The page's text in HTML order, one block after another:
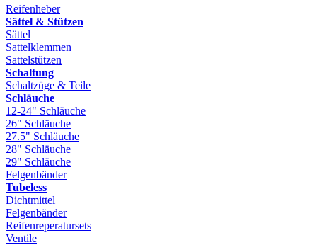
Reifenheber
Sättel & Stützen
Sättel
Sattelklemmen
Sattelstützen
Schaltung
Schaltzüge & Teile
Schläuche
12-24" Schläuche
26" Schläuche
27.5" Schläuche
28" Schläuche
29" Schläuche
Felgenbänder
Tubeless
Dichtmittel
Felgenbänder
Reifenreperatursets
Ventile